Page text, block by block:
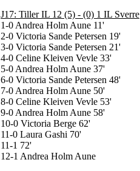
J17: Tiller IL 12 (5) - (0) 1 IL Sverre
1-0 Andrea Holm Aune 11'
2-0 Victoria Sande Petersen 19'
3-0 Victoria Sande Petersen 21'
4-0 Celine Kleiven Vevle 33'
5-0 Andrea Holm Aune 37'
6-0 Victoria Sande Petersen 48'
7-0 Andrea Holm Aune 50'
8-0 Celine Kleiven Vevle 53'
9-0 Andrea Holm Aune 58'
10-0 Victoria Berge 62'
11-0 Laura Gashi 70'
11-1 72'
12-1 Andrea Holm Aune